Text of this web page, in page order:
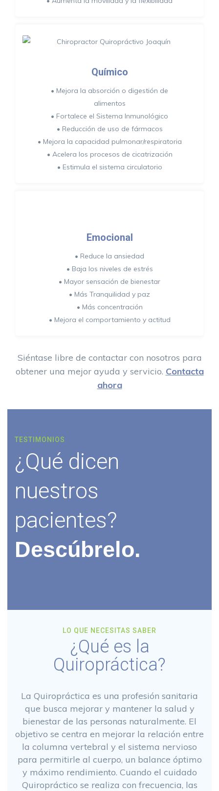
Químico
• Mejora la absorción o digestión de
alimentos
• Fortalece el Sistema Inmunológico
• Reducción de uso de fármacos
• Mejora la capacidad pulmonar/respiratoria
• Acelera los procesos de cicatrización
• Estimula el sistema circulatorio
Emocional
• Reduce la ansiedad
• Baja los niveles de estrés
• Mayor sensación de bienestar
• Más Tranquilidad y paz
• Más concentración
• Mejora el comportamiento y actitud
Siéntase libre de contactar con nosotros para
obtener una mejor ayuda y servicio. Contacta
ahora
TESTIMONIOS
¿Qué dicen
nuestros
pacientes?
Descúbrelo.
LO QUE NECESITAS SABER
¿Qué es la
Quiropráctica?
La Quiropráctica es una profesión sanitaria
que busca mejorar y mantener la salud y
bienestar de las personas naturalmente. El
objetivo se centra en mejorar la relación entre
la columna vertebral y el sistema nervioso
para permitirle al cuerpo, un balance óptimo
y máximo rendimiento. Cuando el cuidado
Quiropráctico se realiza con frecuencia, las